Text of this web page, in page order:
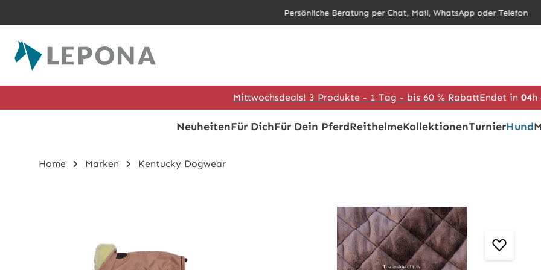
Persönliche Beratung per Chat, Mail, WhatsApp oder Telefon
Mittwochsdeals! 3 Produkte - 1 Tag - bis 60 % RabattEndet in 04h
NeuheitenFür DichFür Dein PferdReithelmeKollektionenTurnierHund
Home Marken Kentucky Dogwear